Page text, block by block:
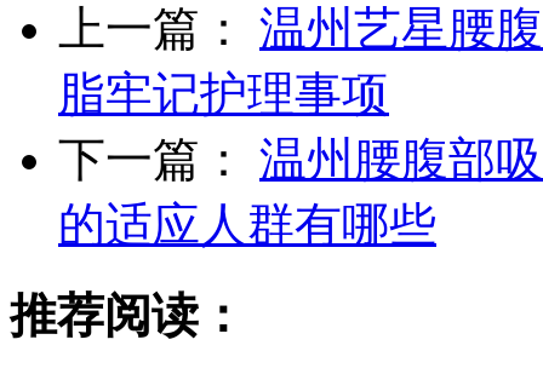
上一篇：
温州艺星腰
脂牢记护理事项
下一篇：
温州腰腹部
的适应人群有哪些
推荐阅读：